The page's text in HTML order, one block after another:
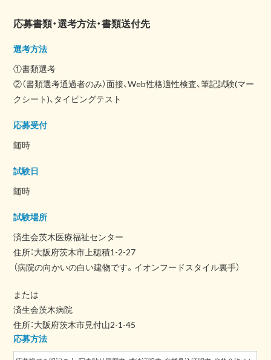
応募書類・選考方法・書類送付先
選考方法
①書類選考
②（書類選考通過者のみ）面接、Web性格適性検査、筆記試験(マー
クシート)、タイピングテスト
応募受付
随時
試験日
随時
試験場所
済生会茨木医療福祉センター
住所：大阪府茨木市上穂積1-2-27
（病院の向かいの白い建物です。イオンフードスタイル裏手）
または
済生会茨木病院
住所：大阪府茨木市見付山2-1-45
応募方法